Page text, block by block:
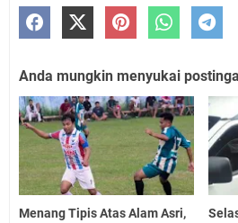
Anda mungkin menyukai
Menang Tipis Atas Alam Asri,